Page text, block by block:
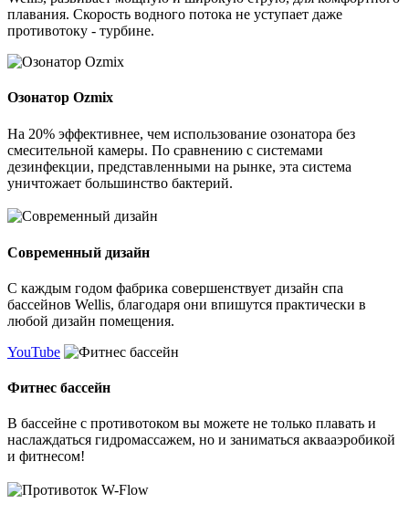
плавания. Скорость водного потока не уступает даже
противотоку - турбине.
Озонатор Ozmix
На 20% эффективнее, чем использование озонатора без
смесительной камеры. По сравнению с системами
дезинфекции, представленными на рынке, эта система
уничтожает большинство бактерий.
Современный дизайн
С каждым годом фабрика совершенствует дизайн спа
бассейнов Wellis, благодаря они впишутся практически в
любой дизайн помещения.
YouTube
Фитнес бассейн
В бассейне с противотоком вы можете не только плавать и
наслаждаться гидромассажем, но и заниматься аквааэробикой
и фитнесом!